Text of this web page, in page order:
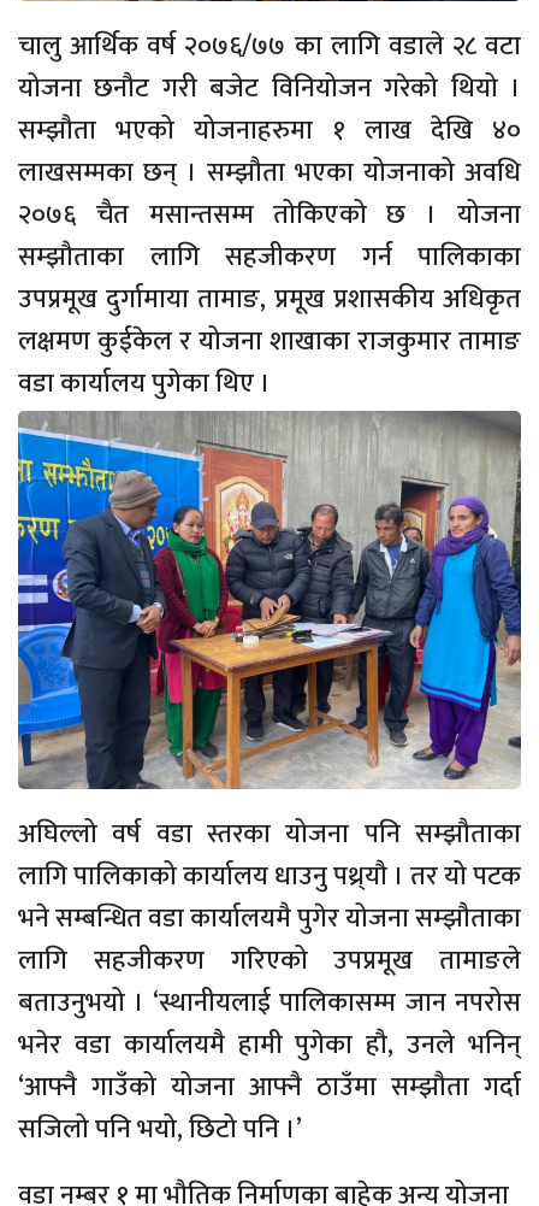
चालु आर्थिक वर्ष २०७६/७७ का लागि वडाले २८ वटा
योजना छनौट गरी बजेट विनियोजन गरेको थियो ।
सम्झौता भएको योजनाहरुमा १ लाख देखि ४०
लाखसम्मका छन् । सम्झौता भएका योजनाको अवधि
२०७६ चैत मसान्तसम्म तोकिएको छ । योजना
सम्झौताका लागि सहजीकरण गर्न पालिकाका
उपप्रमूख दुर्गामाया तामाङ, प्रमूख प्रशासकीय अधिकृत
लक्षमण कुईकेल र योजना शाखाका राजकुमार तामाङ
वडा कार्यालय पुगेका थिए ।
अघिल्लो वर्ष वडा स्तरका योजना पनि सम्झौताका
लागि पालिकाको कार्यालय धाउनु पथ्र्यौ । तर यो पटक
भने सम्बन्धित वडा कार्यालयमै पुगेर योजना सम्झौताका
लागि सहजीकरण गरिएको उपप्रमूख तामाङले
बताउनुभयो । ‘स्थानीयलाई पालिकासम्म जान नपरोस
भनेर वडा कार्यालयमै हामी पुगेका हौ, उनले भनिन्
‘आफ्नै गाउँको योजना आफ्नै ठाउँमा सम्झौता गर्दा
सजिलो पनि भयो, छिटो पनि ।’
वडा नम्बर १ मा भौतिक निर्माणका बाहेक अन्य योजना